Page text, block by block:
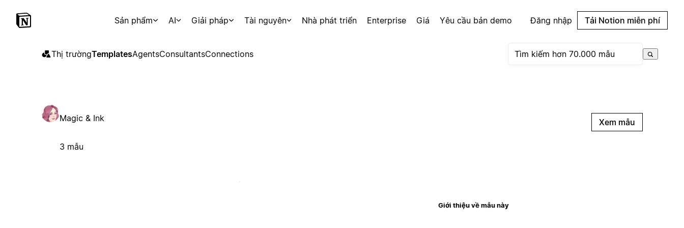
Sản phẩm AI Giải pháp Tài nguyên Nhà phát triển Enterprise Giá Yêu cầu bản demo Đăng nhập Tải Notion miễn phí
Thị trườngTemplatesAgentsConsultantsConnections
Magic & Ink
3 mẫu
Xem mẫu
Giới thiệu về mẫu này